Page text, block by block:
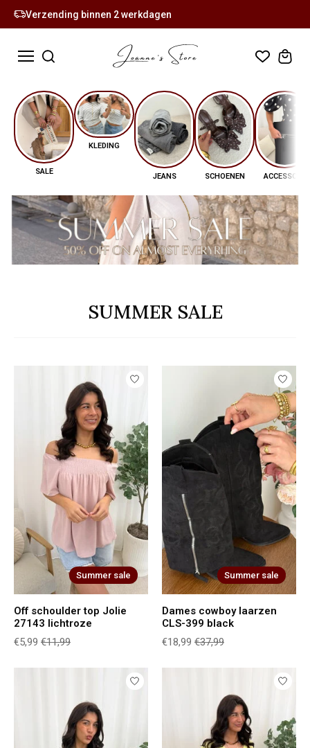
Verzending binnen 2 werkdagen
SALE
KLEDING
JEANS SCHOENEN ACCESSOI...
SUMMER SALE
Summer sale
Off schoulder top Jolie
27143 lichtroze
€5,99 €11,99
Summer sale
Dames cowboy laarzen
CLS-399 black
€18,99 €37,99